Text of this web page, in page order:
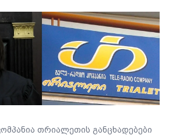
თრიალეთის განცხადებები